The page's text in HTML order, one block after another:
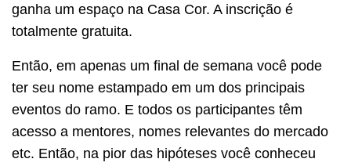
ganha um espaço na Casa Cor. A inscrição é
totalmente gratuita.
Então, em apenas um final de semana você pode
ter seu nome estampado em um dos principais
eventos do ramo. E todos os participantes têm
acesso a mentores, nomes relevantes do mercado
etc. Então, na pior das hipóteses você conheceu